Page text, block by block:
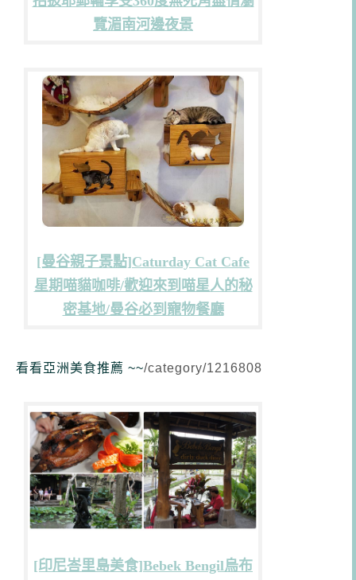
覽湄南河邊夜景
[曼谷親子景點]Caturday Cat Cafe
星期喵貓咖啡/歡迎來到喵星人的秘
密基地/曼谷必到寵物餐廳
看看亞洲美食推薦 ~~/category/1216808
[印尼峇里島美食]Bebek Bengil烏布